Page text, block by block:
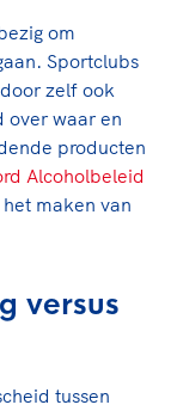
trots te
dochter,
de
wel
en online?
geeft
en
coaches,
en
om
Sportclubs
zelf ook
over waar en
producten
Alcoholbeleid
maken van
versus
tussen